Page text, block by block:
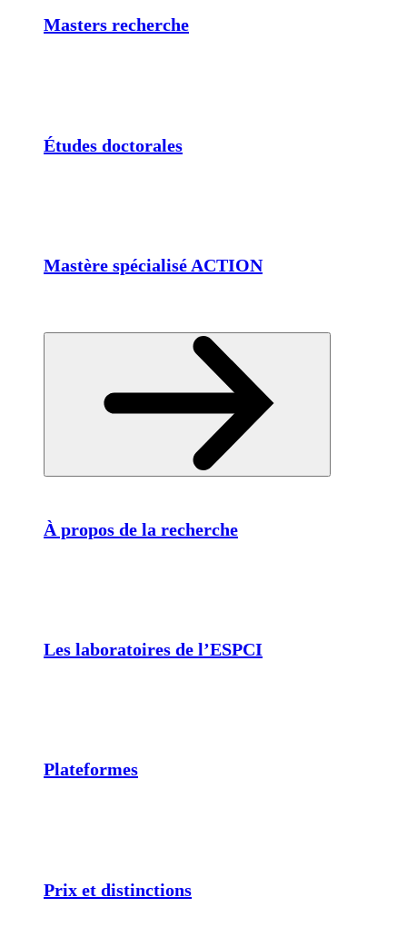
Masters recherche
Études doctorales
Mastère spécialisé ACTION
À propos de la recherche
Les laboratoires de l’ESPCI
Plateformes
Prix et distinctions